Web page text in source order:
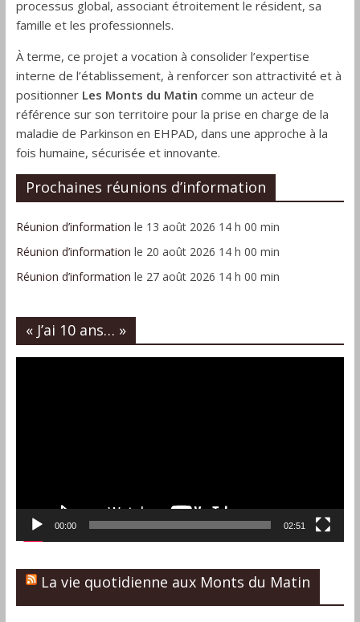
processus global, associant étroitement le résident, sa
famille et les professionnels.
À terme, ce projet a vocation à consolider l’expertise
interne de l’établissement, à renforcer son attractivité et à
positionner Les Monts du Matin comme un acteur de
référence sur son territoire pour la prise en charge de la
maladie de Parkinson en EHPAD, dans une approche à la
fois humaine, sécurisée et innovante.
Prochaines réunions d’information
Réunion d’information le 13 août 2026 14 h 00 min
Réunion d’information le 20 août 2026 14 h 00 min
Réunion d’information le 27 août 2026 14 h 00 min
« J’ai 10 ans… »
00:00 02:51
La vie quotidienne aux Monts du Matin